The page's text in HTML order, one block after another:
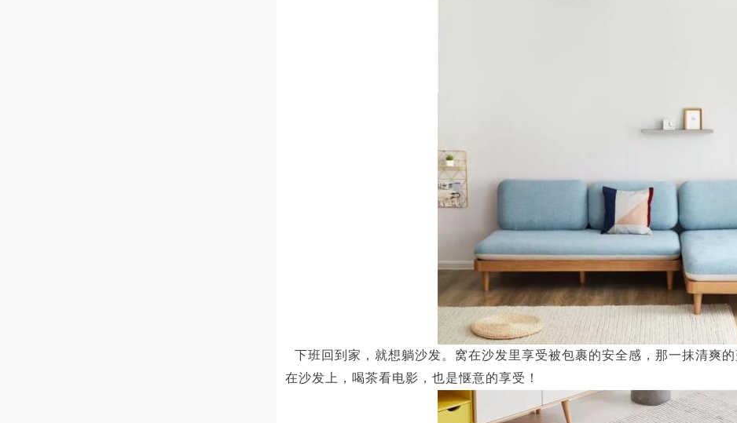
下班回到家，就想躺沙发。窝在沙发里享受被包裹的安全感，那一抹清爽
在沙发上，喝茶看电影，也是惬意的享受！